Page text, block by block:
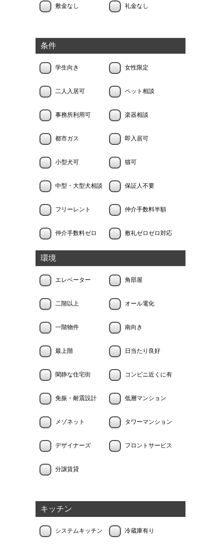
敷金なし 礼金なし
条件
学生向き 女性限定
二人入居可 ペット相談
事務所利用可 楽器相談
都市ガス 即入居可
小型犬可 猫可
中型・大型犬相談 保証人不要
フリーレント 仲介手数料半額
仲介手数料ゼロ 敷礼ゼロゼロ対応
環境
エレベーター 角部屋
二階以上 オール電化
一階物件 南向き
最上階 日当たり良好
閑静な住宅街 コンビニ近くに有
免振・耐震設計 低層マンション
メゾネット タワーマンション
デザイナーズ フロントサービス
分譲賃貸
キッチン
システムキッチン 冷蔵庫有り